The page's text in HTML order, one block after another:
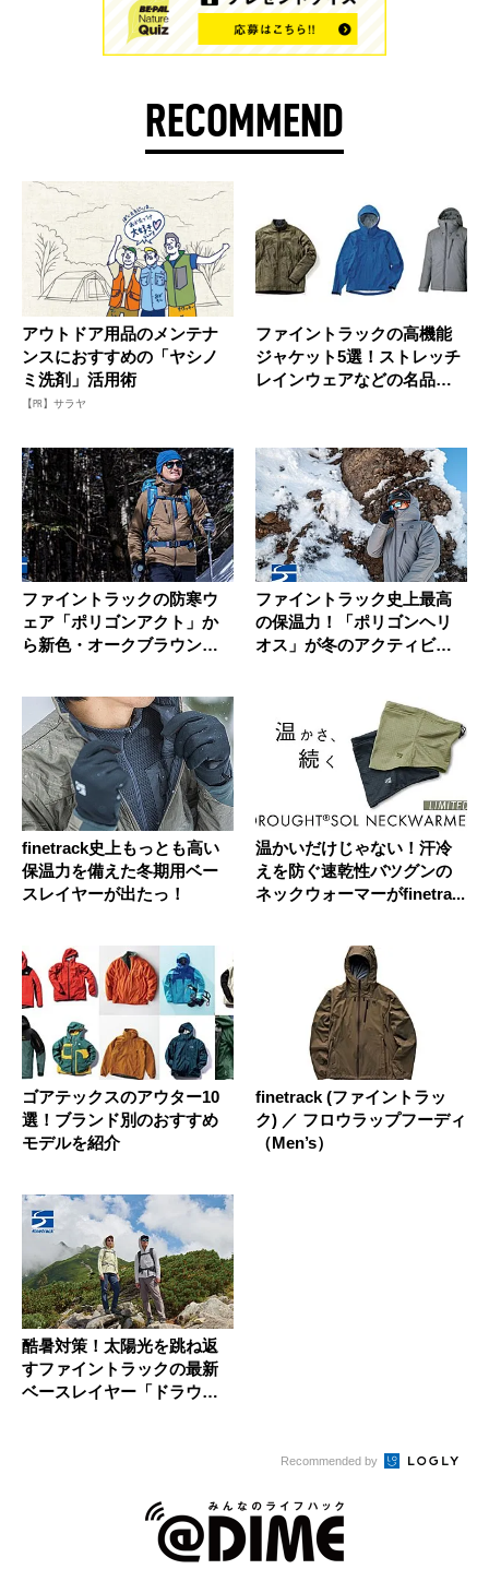
RECOMMEND
アウトドア用品のメンテナ
ンスにおすすめの「ヤシノ
ミ洗剤」活用術
【PR】サラヤ
ファイントラックの高機能
ジャケット5選！ストレッチ
レインウェアなどの名品を
ファイントラックの防寒ウ
ェア「ポリゴンアクト」か
ら新色・オークブラウンが
ファイントラック史上最高
の保温力！「ポリゴンヘリ
オス」が冬のアクティビテ
finetrack史上もっとも高い
保温力を備えた冬期用ベー
スレイヤーが出たっ！
温かいだけじゃない！汗冷
えを防ぐ速乾性バツグンの
ネックウォーマーがfinetra...
ゴアテックスのアウター10
選！ブランド別のおすすめ
モデルを紹介
finetrack (ファイントラッ
ク) ／ フロウラップフーディ
（Men’s）
酷暑対策！太陽光を跳ね返
すファイントラックの最新
ベースレイヤー「ドラウト
Recommended by